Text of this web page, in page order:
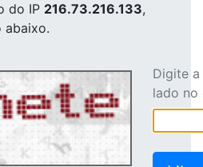
do IP 216.73.216.133,
abaixo.
Digite
lado no